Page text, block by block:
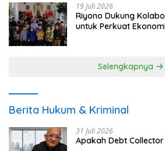
19 Juli 2026
Riyono Dukung
untuk Perkuat
Selengkapnya
Berita Hukum & Kriminal
31 Juli 2026
Apakah Debt